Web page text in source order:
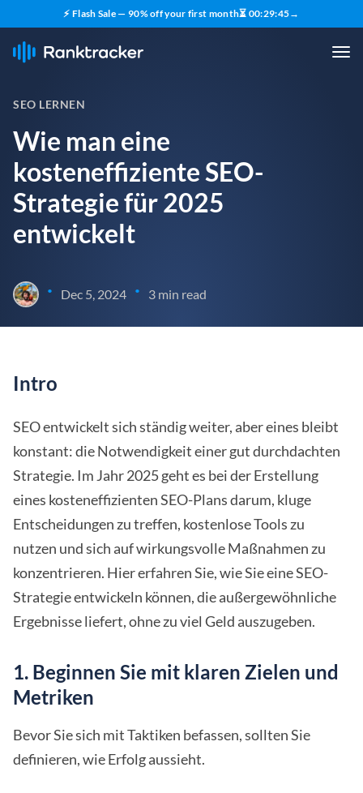
⚡ Flash Sale — 90% off your first month⏳ 00:29:44→
SEO LERNEN
Wie man eine
kosteneffiziente SEO-
Strategie für 2025
entwickelt
• Dec 5, 2024 • 3 min read
Intro
SEO entwickelt sich ständig weiter, aber eines bleibt
konstant: die Notwendigkeit einer gut durchdachten
Strategie. Im Jahr 2025 geht es bei der Erstellung
eines kosteneffizienten SEO-Plans darum, kluge
Entscheidungen zu treffen, kostenlose Tools zu
nutzen und sich auf wirkungsvolle Maßnahmen zu
konzentrieren. Hier erfahren Sie, wie Sie eine SEO-
Strategie entwickeln können, die außergewöhnliche
Ergebnisse liefert, ohne zu viel Geld auszugeben.
1. Beginnen Sie mit klaren Zielen und
Metriken
Bevor Sie sich mit Taktiken befassen, sollten Sie
definieren, wie Erfolg aussieht.